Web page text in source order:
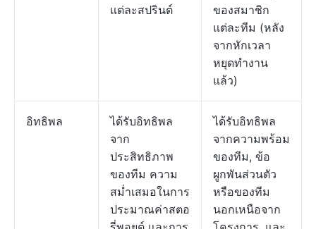
แต่ละสปรินต์
ของสมาชิก
แต่ละทีม (หลัง
จากหักเวลา
หยุดทำงาน
แล้ว)
อิทธิพล
ได้รับอิทธิพล
จาก
ประสิทธิภาพ
ของทีม ความ
สม่ำเสมอในการ
ประมาณค่าสตอ
ได้รับอิทธิพล
จากความพร้อม
ของทีม, ข้อ
ผูกพันส่วนตัว
หรือของทีม
นอกเหนือจาก